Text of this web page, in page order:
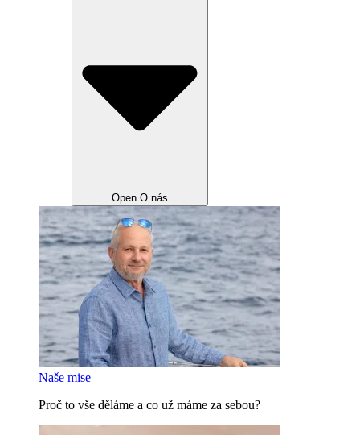
Open O nás
Naše mise
Proč to vše děláme a co už máme za sebou?